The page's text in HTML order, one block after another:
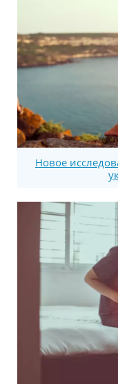
Новое